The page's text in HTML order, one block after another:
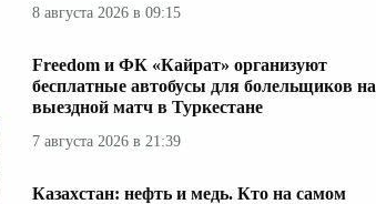
8 августа 2026 в 09:15
Freedom и ФК «Кайрат» организуют
бесплатные автобусы для болельщиков на
выездной матч в Туркестане
7 августа 2026 в 21:39
Казахстан: нефть и медь. Кто на самом